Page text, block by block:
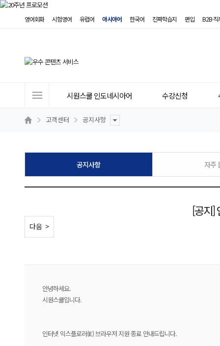
영어회화 시험영어 유럽어 아시아어 한국어 진짜학습지 편입 B2B·
트
시원스쿨 인도네시아어 수강신청
고객센터 공지사항
공지사항 자주
[공지]
< 이전
다음 >
안녕하세요.
시원스쿨입니다.
인터넷 익스플로러(IE) 브라우저 지원 종료 안내드립니다.